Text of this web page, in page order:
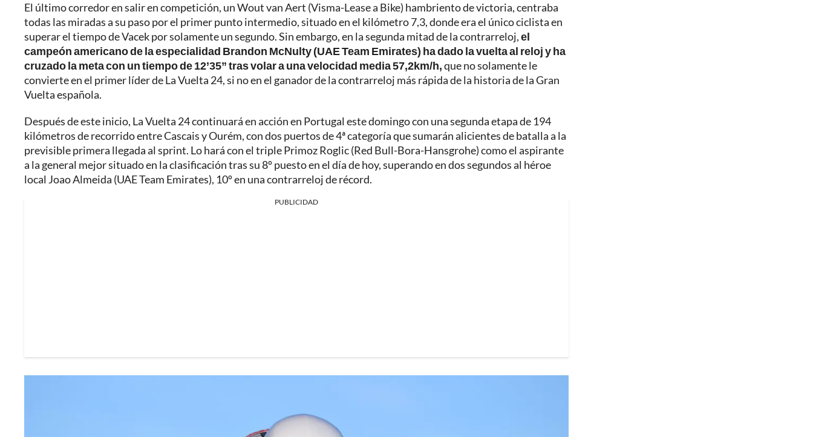
El último corredor en salir en competición, un Wout van Aert (Visma-Lease a Bike) hambriento de victoria, centraba
todas las miradas a su paso por el primer punto intermedio, situado en el kilómetro 7,3, donde era el único ciclista en
superar el tiempo de Vacek por solamente un segundo. Sin embargo, en la segunda mitad de la contrarreloj,el
campeón americano de la especialidad Brandon McNulty (UAE Team Emirates) ha dado la vuelta al reloj y ha
cruzado la meta con un tiempo de 12’35” tras volar a una velocidad media 57,2km/h,que no solamente le
convierte en el primer líder de La Vuelta 24, si no en el ganador de la contrarreloj más rápida de la historia de la Gran
Vuelta española.
Después de este inicio, La Vuelta 24 continuará en acción en Portugal este domingo con una segunda etapa de 194
kilómetros de recorrido entre Cascais y Ourém, con dos puertos de 4ª categoría que sumarán alicientes de batalla a la
previsible primera llegada al sprint. Lo hará con el triple Primoz Roglic (Red Bull-Bora-Hansgrohe) como el aspirante
a la general mejor situado en la clasificación tras su 8º puesto en el día de hoy, superando en dos segundos al héroe
local Joao Almeida (UAE Team Emirates), 10º en una contrarreloj de récord.
PUBLICIDAD